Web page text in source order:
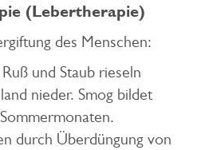
(Lebertherapie)
des Menschen:
und Staub rieseln
nieder. Smog bildet
durch Überdüngung von